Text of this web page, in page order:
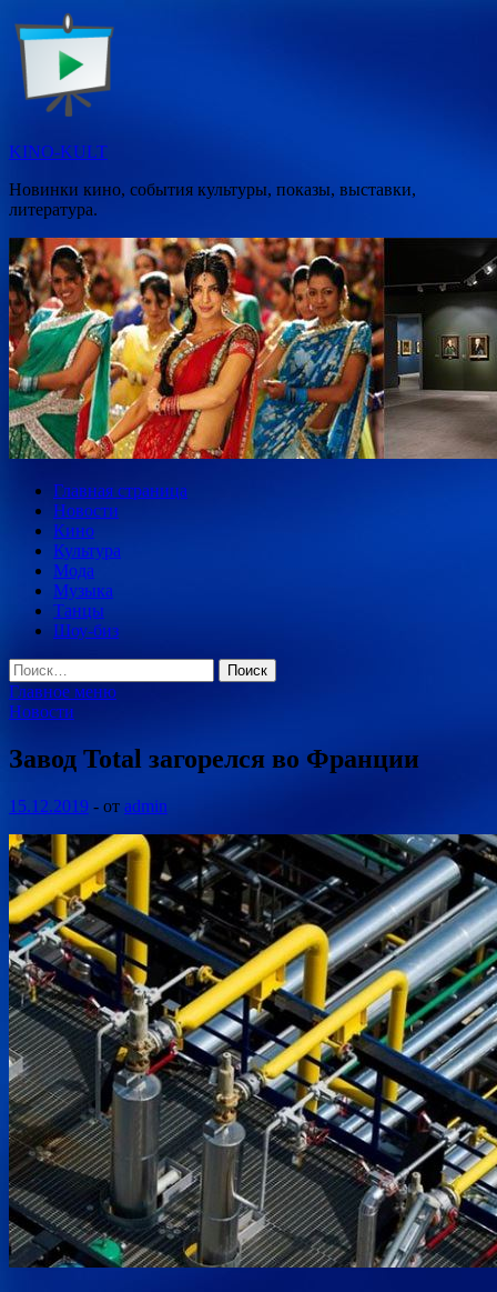
Перейти
к
содержимому
KINO-KULT
Новинки кино, события культуры, показы, выставки,
литература.
Главная страница
Новости
Кино
Культура
Мода
Музыка
Танцы
Шоу-биз
Найти:
Главное меню
Новости
Завод Total загорелся во Франции
15.12.2019 - от admin